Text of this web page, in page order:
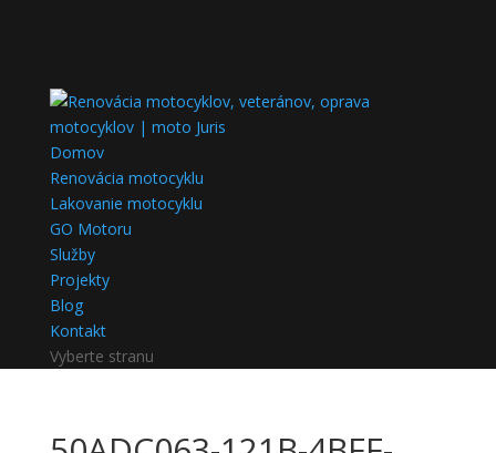
Domov
Renovácia motocyklu
Lakovanie motocyklu
GO Motoru
Služby
Projekty
Blog
Kontakt
Vyberte stranu